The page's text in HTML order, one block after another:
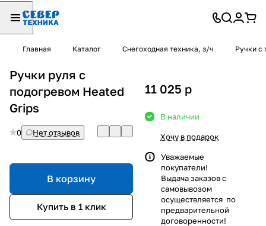
Главная Каталог Снегоходная техника, з/ч Ручки с
Ручки руля с
подогревом Heated
Grips
0 Нет отзывов
В корзину
Купить в 1 клик
11 025 p
В наличии
Хочу в подарок
Уважаемые
покупатели!
Выдача заказов с
самовывозом
осуществляется по
предварительной
договоренности!